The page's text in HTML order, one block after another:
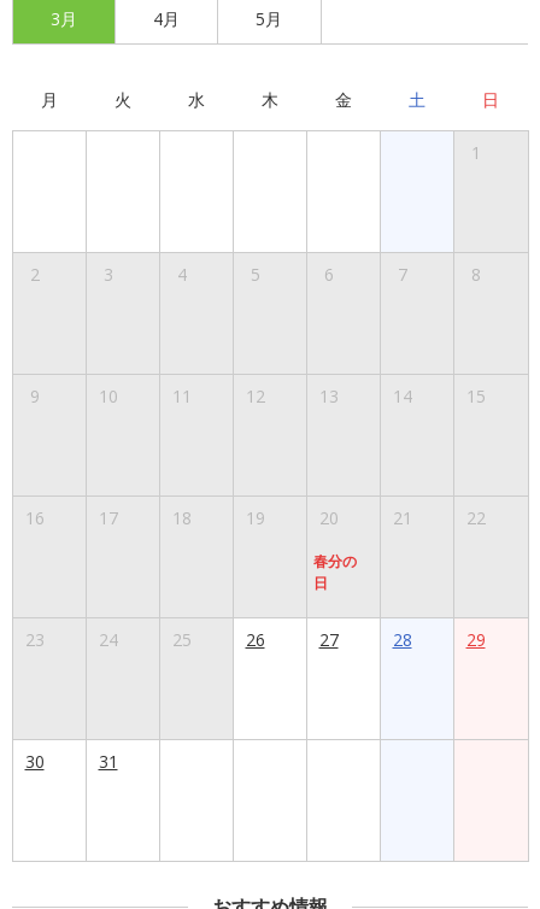
3月 4月 5月
月 火 水 木 金 土 日
1
2 3 4 5 6 7 8
9 10 11 12 13 14 15
16 17 18 19 20
春分の
日
21 22
23 24 25 26 27 28 29
30 31